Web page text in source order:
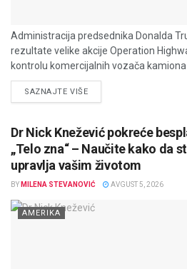
Administracija predsednika Donalda
rezultate velike akcije Operation
kontrolu komercijalnih vozača kamiona
SAZNAJTE VIŠEDETAILS
Dr Nick Knežević pokreće
„Telo zna“ – Naučite kako da
upravlja vašim životom
BY MILENA STEVANOVIĆ AVGUST 5, 2026
AMERIKA